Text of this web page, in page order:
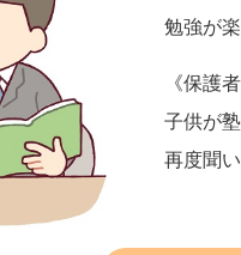
勉強が楽
《保護
子供が
再度聞